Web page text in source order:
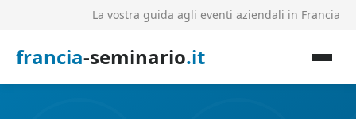
La vostra guida agli eventi aziendali in Francia
francia-seminario.it